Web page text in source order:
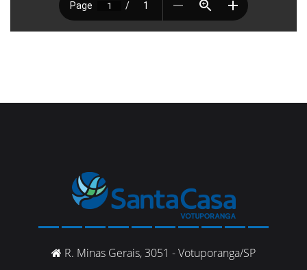
R. Minas Gerais, 3051 - Votuporanga/SP